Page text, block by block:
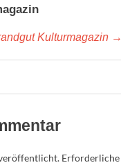
Kulturmagazin →